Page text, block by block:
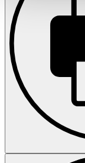
haben oder die
gesammelt